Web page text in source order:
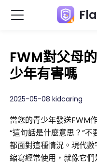
FWM對父母
少年有害嗎
2025-05-08 kidcaring
當您的青少年發送FWM
“這句話是什麼意思？”
都面對這種情況。現代
縮寫經常使用，就像它